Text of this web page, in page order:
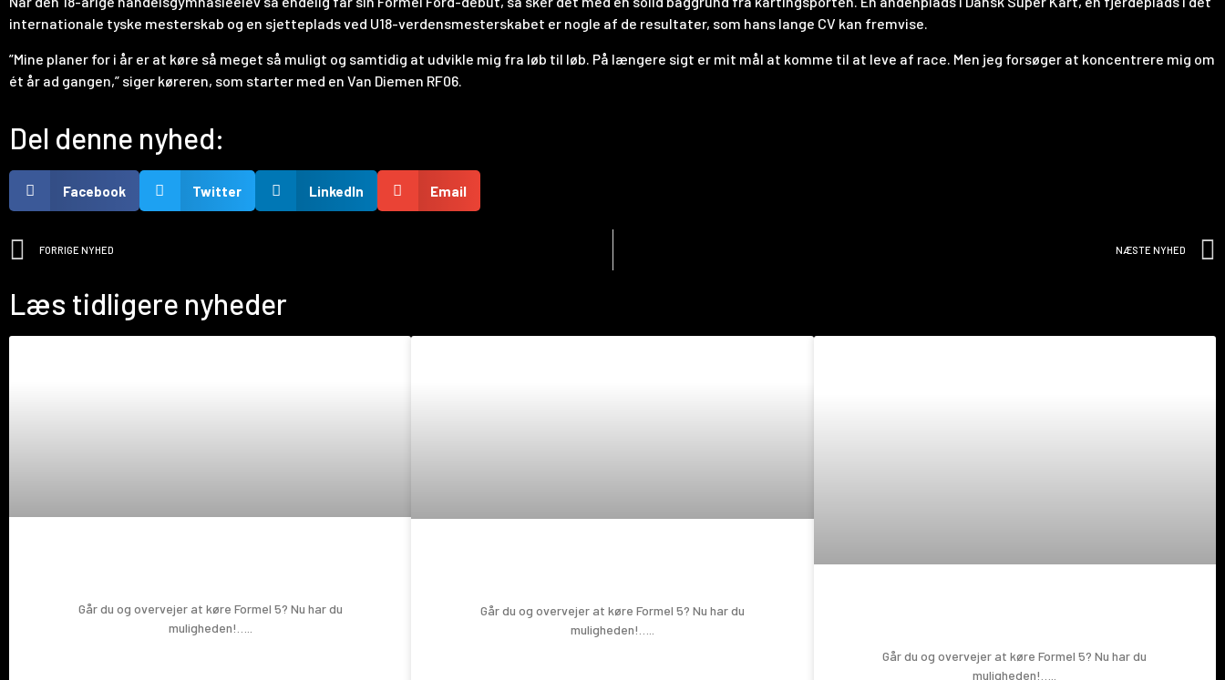
internationale tyske mesterskab og en sjetteplads ved U18-verdensmesterskabet er nogle af de resultater, som hans lange CV kan fremvise.
”Mine planer for i år er at køre så meget så muligt og samtidig at udvikle mig fra løb til løb. På længere sigt er mit mål at komme til at leve af race. Men jeg forsøger at koncentrere mig om
ét år ad gangen,” siger køreren, som starter med en Van Diemen RF06.
Del denne nyhed:
Facebook Twitter LinkedIn Email
FORRIGE NYHED NÆSTE NYHED
Læs tidligere nyheder
Går du og overvejer at køre Formel 5? Nu har du
muligheden!…..
Går du og overvejer at køre Formel 5? Nu har du
muligheden!…..
Går du og overvejer at køre Formel 5? Nu har du
muligheden!…..